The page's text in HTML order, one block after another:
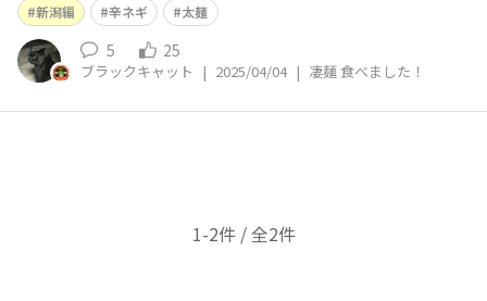
新潟編 辛ネギ 太麺
5 25
ブラックキャット | 2025/04/04 | 凄麺 食べました！
1-2件 / 全2件